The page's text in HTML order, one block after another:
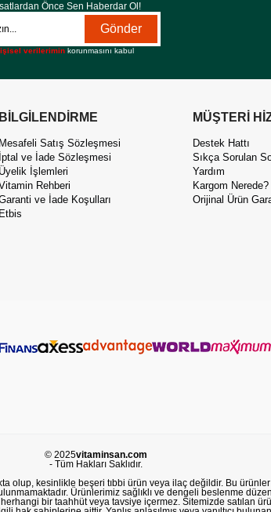
Önce Sen Haberdar Ol!
Gönder
verilerimin korunmasını kabul
BİLGİLENDİRME
Mesafeli Satış Sözleşmesi
İptal ve İade Sözleşmesi
Üyelik İşlemleri
Rehberi
ve İade Koşulları
Etbis
MÜŞTERİ
Destek Hattı
Sıkça Sorulan
Yardım
Kargom Nerede?
Orijinal Ürün
© 2025vitaminsan.com
- Tüm Hakları Saklıdır.
kesinlikle beşeri tıbbi ürün veya ilaç değildir. Bu ürünler
Ürünlerimiz sağlıklı ve dengeli beslenme
bir taahhüt veya tavsiye içermez. Sitemizde satılan